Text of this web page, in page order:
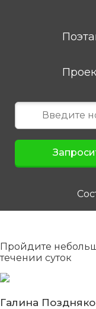
Пройдите
течении суток
Галина